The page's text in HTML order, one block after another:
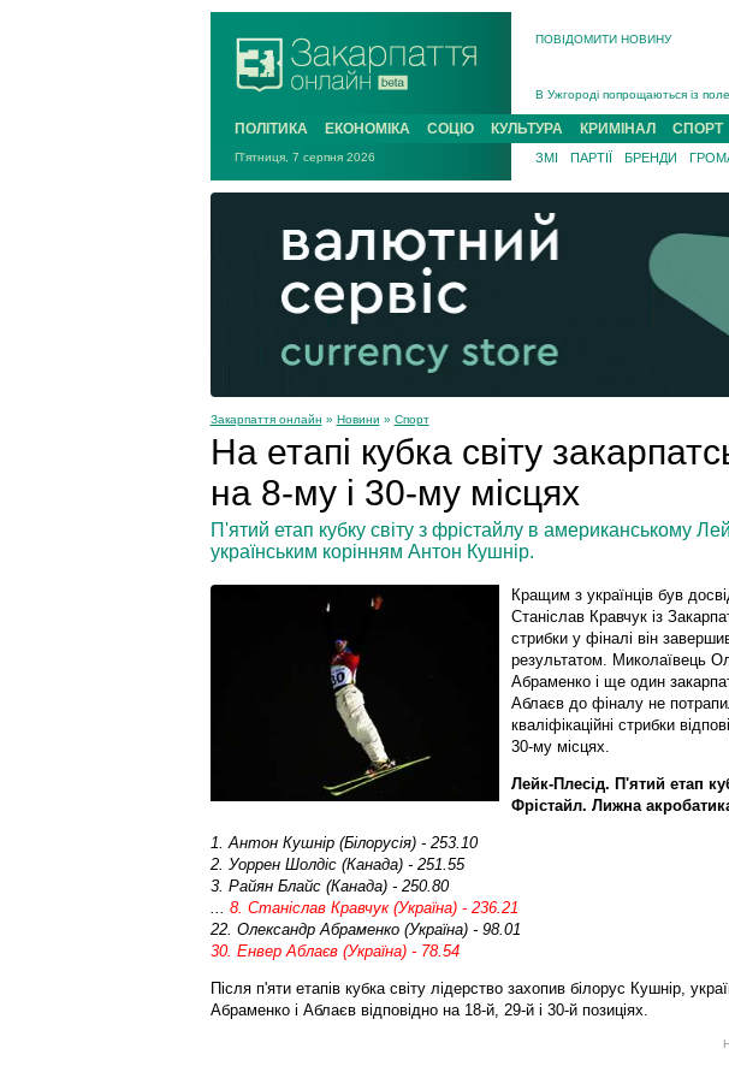
ПОВІДОМИТИ НОВИНУ
В Ужгороді попрощаються із
В Ужгороді 5 серпня
Підтвердили загибель
На війні з рф поліг військовий
На Хустщині внаслідок ДТП за
Інструктора районного ТЦК на
ПОЛІТИКА ЕКОНОМІКА СОЦІО КУЛЬТУРА КРИМІНАЛ СПОРТ
П'ятниця, 7 серпня 2026 ЗМІ ПАРТІЇ БРЕНДИ
Закарпаття онлайн » Новини » Спорт
На етапі кубка світу
на 8-му і 30-му місцях
П'ятий етап кубку світу з фрістайлу в американському
українським корінням Антон Кушнір.
Кращим з українців був
Станіслав Кравчук із
стрибки у фіналі він
результатом. Миколаївець
Абраменко і ще один
Аблаєв до фіналу не
кваліфікаційні стрибки
30-му місцях.
Лейк-Плесід. П'ятий етап
Фрістайл. Лижна
1. Антон Кушнір (Білорусія) - 253.10
2. Уоррен Шолдіс (Канада) - 251.55
3. Райян Блайс (Канада) - 250.80
8. Станіслав Кравчук (Україна) - 236.21
22. Олександр Абраменко (Україна) - 98.01
30. Енвер Аблаєв (Україна) - 78.54
Після п'яти етапів кубка світу лідерство захопив білорус Кушнір,
Абраменко і Аблаєв відповідно на 18-й, 29-й і 30-й позиціях.